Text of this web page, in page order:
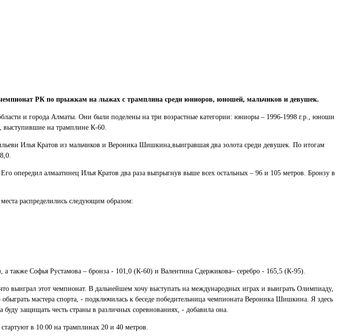
РК по прыжкам на лыжах с трамплина среди юниоров, юношей, мальчиков и девушек.
и города Алматы. Они были поделены на три возрастные категории: юниоры – 1996-1998 г.р., юноши
на трамплине К-60.
Илья Кратов из мальчиков и Вероника Шишкина,выигравшая два золота среди девушек. По итогам
опередил алмаатинец Илья Кратов два раза выпрыгнув выше всех остальных – 96 и 105 метров. Бронзу в
распределились следующим образом:
Софья Рустамова – бронза - 101,0 (К-60) и Валентина Сдержикова– серебро - 165,5 (К-95).
выиграл этот чемпионат. В дальнейшем хочу выступать на международных играх и выиграть Олимпиаду,
мастера спорта, - подключилась к беседе победительница чемпионата Вероника Шишкина. Я здесь
защищать честь страны в различных соревнованиях, - добавила она.
в 10:00 на трамплинах 20 и 40 метров.